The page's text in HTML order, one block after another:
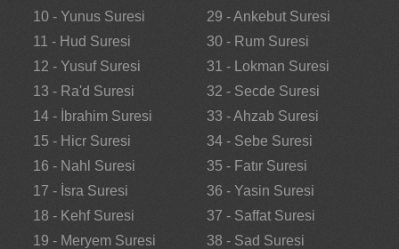
10 - Yunus Suresi
11 - Hud Suresi
12 - Yusuf Suresi
13 - Ra'd Suresi
14 - İbrahim Suresi
15 - Hicr Suresi
16 - Nahl Suresi
17 - İsra Suresi
18 - Kehf Suresi
19 - Meryem Suresi
29 - Ankebut Suresi
30 - Rum Suresi
31 - Lokman Suresi
32 - Secde Suresi
33 - Ahzab Suresi
34 - Sebe Suresi
35 - Fatır Suresi
36 - Yasin Suresi
37 - Saffat Suresi
38 - Sad Suresi